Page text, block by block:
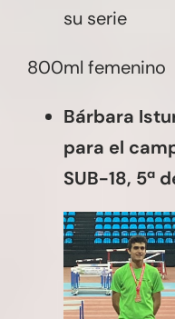
su serie
800ml femenino
Bárbara
para el
SUB-18, 5ª